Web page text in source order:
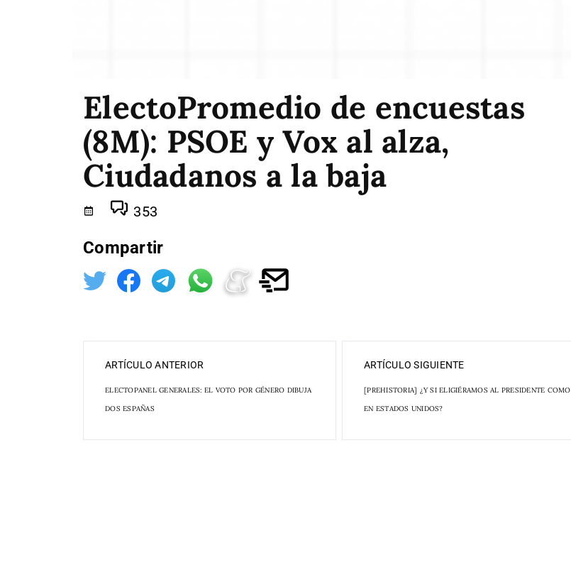
ElectoPromedio de encuestas
(8M): PSOE y Vox al alza,
Ciudadanos a la baja
353
Compartir
ARTÍCULO ANTERIOR
ELECTOPANEL GENERALES: EL VOTO POR GÉNERO DIBUJA
DOS ESPAÑAS
ARTÍCULO SIGUIENTE
[PREHISTORIA] ¿Y SI ELIGIÉRAMOS AL PRESIDENTE COMO
EN ESTADOS UNIDOS?